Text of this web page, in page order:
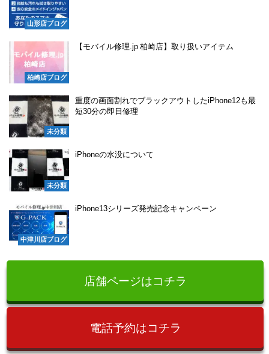
山形店ブログ
柏崎店ブログ
【モバイル修理.jp 柏崎店】取り扱いアイテム
未分類
重度の画面割れでブラックアウトしたiPhone12も最
短30分の即日修理
未分類
iPhoneの水没について
中津川店ブログ
iPhone13シリーズ発売記念キャンペーン
店舗ページはコチラ
電話予約はコチラ